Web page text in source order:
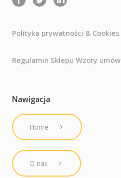
Polityka prywatności & Cookies
Regulamin Sklepu Wzory umów
Nawigacja
Home
O nas